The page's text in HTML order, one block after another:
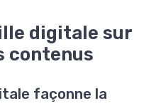
digitale sur
contenus
façonne la